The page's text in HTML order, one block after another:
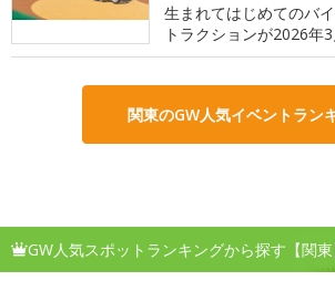
生まれてはじめてのバ
トラクションが2026年
関東のGW人気イベントラン
GW人気スポットランキングから探す【関東